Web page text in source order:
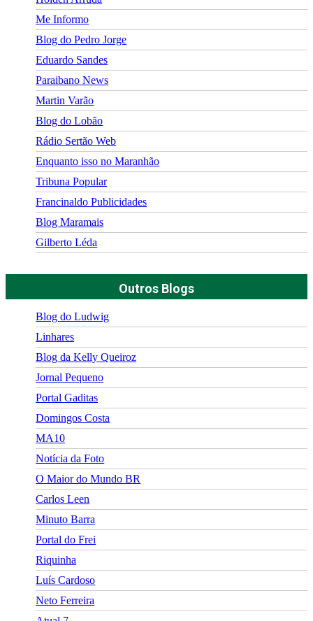
Me Informo
Blog do Pedro Jorge
Eduardo Sandes
Paraibano News
Martin Varão
Blog do Lobão
Rádio Sertão Web
Enquanto isso no Maranhão
Tribuna Popular
Francinaldo Publicidades
Blog Maramais
Gilberto Léda
Outros Blogs
Blog do Ludwig
Linhares
Blog da Kelly Queiroz
Jornal Pequeno
Portal Gaditas
Domingos Costa
MA10
Notícia da Foto
O Maior do Mundo BR
Carlos Leen
Minuto Barra
Portal do Frei
Riquinha
Luís Cardoso
Neto Ferreira